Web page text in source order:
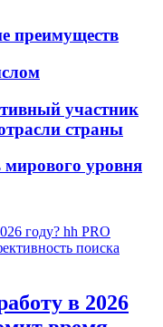
преимуществ
участник
страны
мирового уровня
в 2026